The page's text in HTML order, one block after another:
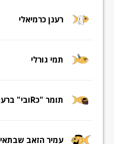
רענן כרמיאלי
תמי גורלי
תומר "כRובי" ברעם
עמיר הזאב שבתאי